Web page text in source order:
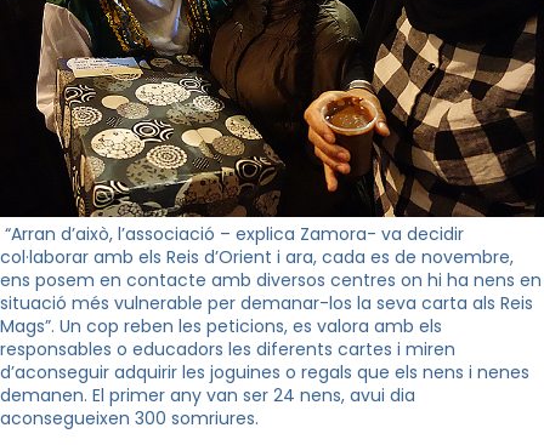
“Arran d’això, l’associació – explica Zamora- va decidir
col·laborar amb els Reis d’Orient i ara, cada es de novembre,
ens posem en contacte amb diversos centres on hi ha nens en
situació més vulnerable per demanar-los la seva carta als Reis
Mags”. Un cop reben les peticions, es valora amb els
responsables o educadors les diferents cartes i miren
d’aconseguir adquirir les joguines o regals que els nens i nenes
demanen. El primer any van ser 24 nens, avui dia
aconsegueixen 300 somriures.